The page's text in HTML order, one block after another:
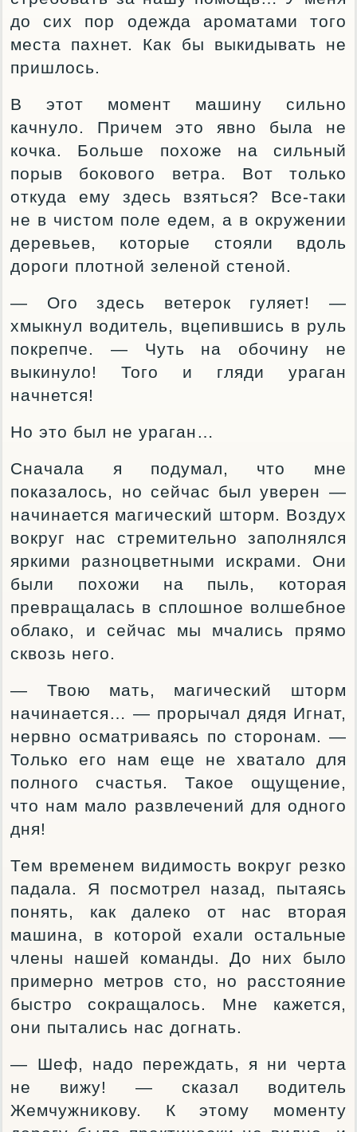
до сих пор одежда ароматами того
места пахнет. Как бы выкидывать не
пришлось.
В этот момент машину сильно
качнуло. Причем это явно была не
кочка. Больше похоже на сильный
порыв бокового ветра. Вот только
откуда ему здесь взяться? Все-таки
не в чистом поле едем, а в окружении
деревьев, которые стояли вдоль
дороги плотной зеленой стеной.
— Ого здесь ветерок гуляет! —
хмыкнул водитель, вцепившись в руль
покрепче. — Чуть на обочину не
выкинуло! Того и гляди ураган
начнется!
Но это был не ураган…
Сначала я подумал, что мне
показалось, но сейчас был уверен —
начинается магический шторм. Воздух
вокруг нас стремительно заполнялся
яркими разноцветными искрами. Они
были похожи на пыль, которая
превращалась в сплошное волшебное
облако, и сейчас мы мчались прямо
сквозь него.
— Твою мать, магический шторм
начинается… — прорычал дядя Игнат,
нервно осматриваясь по сторонам. —
Только его нам еще не хватало для
полного счастья. Такое ощущение,
что нам мало развлечений для одного
дня!
Тем временем видимость вокруг резко
падала. Я посмотрел назад, пытаясь
понять, как далеко от нас вторая
машина, в которой ехали остальные
члены нашей команды. До них было
примерно метров сто, но расстояние
быстро сокращалось. Мне кажется,
они пытались нас догнать.
— Шеф, надо переждать, я ни черта
не вижу! — сказал водитель
Жемчужникову. К этому моменту